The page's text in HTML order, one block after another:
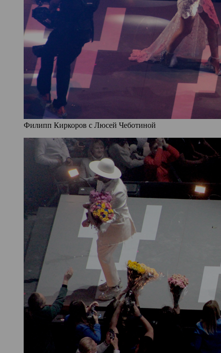
Филипп Киркоров с Люсей Чеботиной